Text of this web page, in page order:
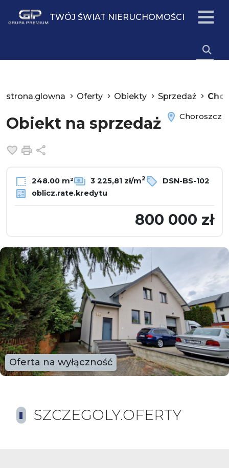
TWÓJ ŚWIAT NIERUCHOMOŚCI
strona.glowna Oferty Obiekty Sprzedaż
Obiekt na sprzedaż Choroszcz
Dodaj do ulubionych
Drukuj
248.00 m² 3 225,81 zł/m2
DSN-BS-102
oblicz.rate.kredytu
800 000 zł
Oferta na wyłączność
SZCZEGOLY.OFERTY